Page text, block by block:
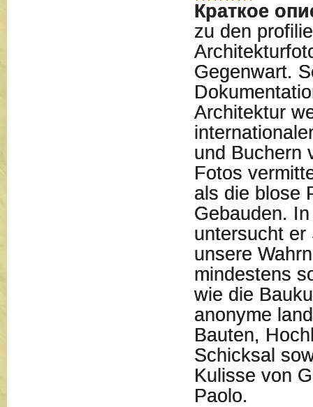
Краткое
zu den
Gegenwart.
Architektur
und Buchern
Fotos
als die blose
Gebauden.
untersucht er
unsere
mindestens
wie die
anonyme
Bauten,
Schicksal
Kulisse von
Paolo.